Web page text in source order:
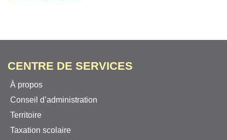
CENTRE DE SERVICES
À propos
Conseil d’administration
Territoire
Taxation scolaire